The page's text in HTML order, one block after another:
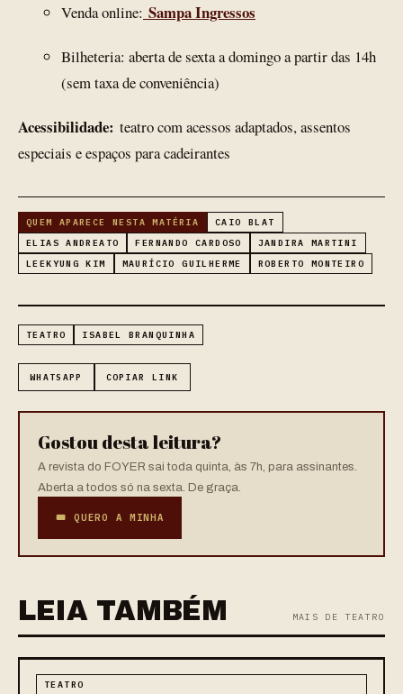
Venda online: Sampa Ingressos
Bilheteria: aberta de sexta a domingo a partir das 14h
(sem taxa de conveniência)
Acessibilidade: teatro com acessos adaptados, assentos
especiais e espaços para cadeirantes
QUEM APARECE NESTA MATÉRIA
CAIO BLAT
ELIAS ANDREATO
FERNANDO CARDOSO
JANDIRA MARTINI
LEEKYUNG KIM
MAURÍCIO GUILHERME ROBERTO MONTEIRO
TEATRO ISABEL BRANQUINHA
WHATSAPP COPIAR LINK
Gostou desta leitura?
A revista do FOYER sai toda quinta, às 7h, para assinantes.
Aberta a todos só na sexta. De graça.
🎟 QUERO A MINHA
LEIA TAMBÉM MAIS DE TEATRO
TEATRO